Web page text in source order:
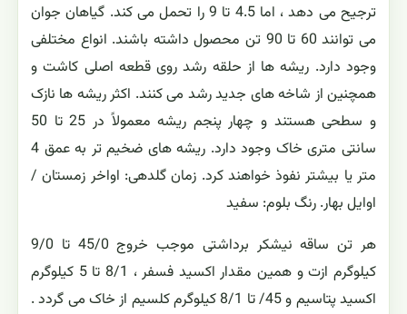
ترجیح می دهد ، اما 4.5 تا 9 را تحمل می کند. گیاهان جوان
می توانند 60 تا 90 تن محصول داشته باشند. انواع مختلفی
وجود دارد. ریشه ها از حلقه رشد روی قطعه اصلی کاشت و
همچنین از شاخه های جدید رشد می کنند. اکثر ریشه ها نازک
و سطحی هستند و چهار پنجم ریشه معمولاً در 25 تا 50
سانتی متری خاک وجود دارد. ریشه های ضخیم تر به عمق 4
متر یا بیشتر نفوذ خواهند کرد. زمان گلدهی: اواخر زمستان /
اوایل بهار. رنگ بلوم: سفید
هر تن ساقه نیشکر برداشتی موجب خروج 45/0 تا 9/0
کیلوگرم ازت و همین مقدار اکسید فسفر ، 8/1 تا 5 کیلوگرم
اکسید پتاسیم و 45/ تا 8/1 کیلوگرم کلسیم از خاک می گردد .